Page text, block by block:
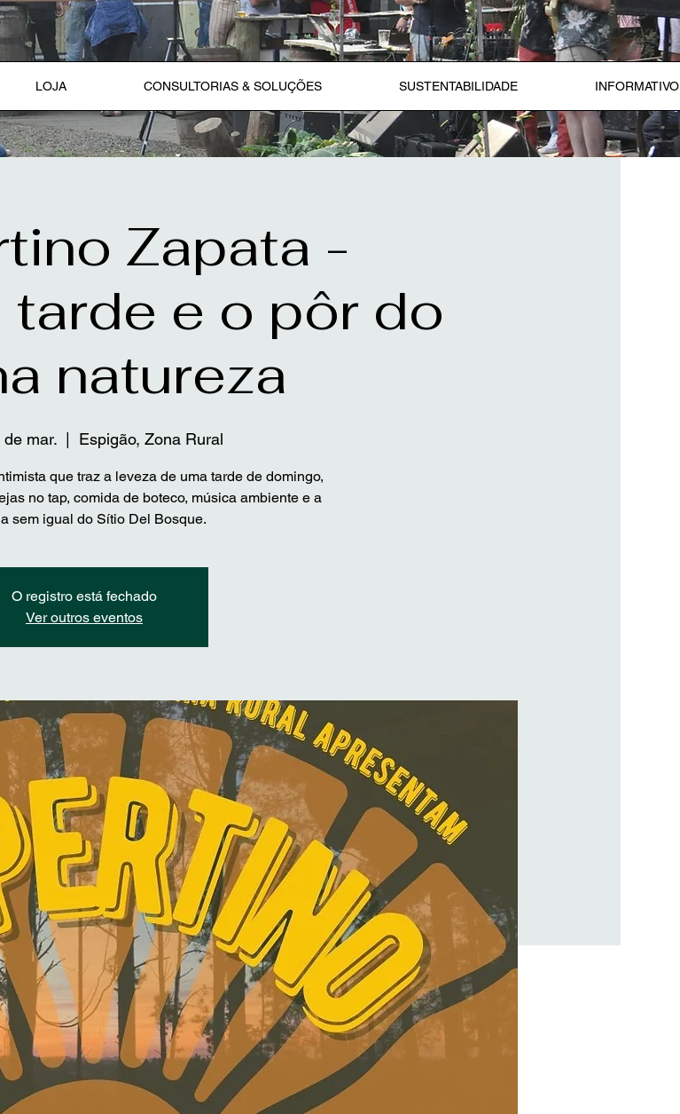
LOJA CONSULTORIAS & SOLUÇÕES SUSTENTABILIDADE
Zapata -
e o pôr do
natureza
mar. Espigão, Zona Rural
que traz a leveza de uma tarde de domingo,
no tap, comida de boteco, música ambiente e a
O registro está fechado
Ver outros eventos